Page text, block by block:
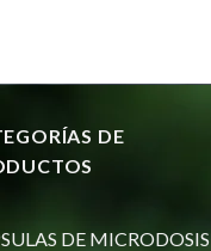
DE
DE MICRODOSIS